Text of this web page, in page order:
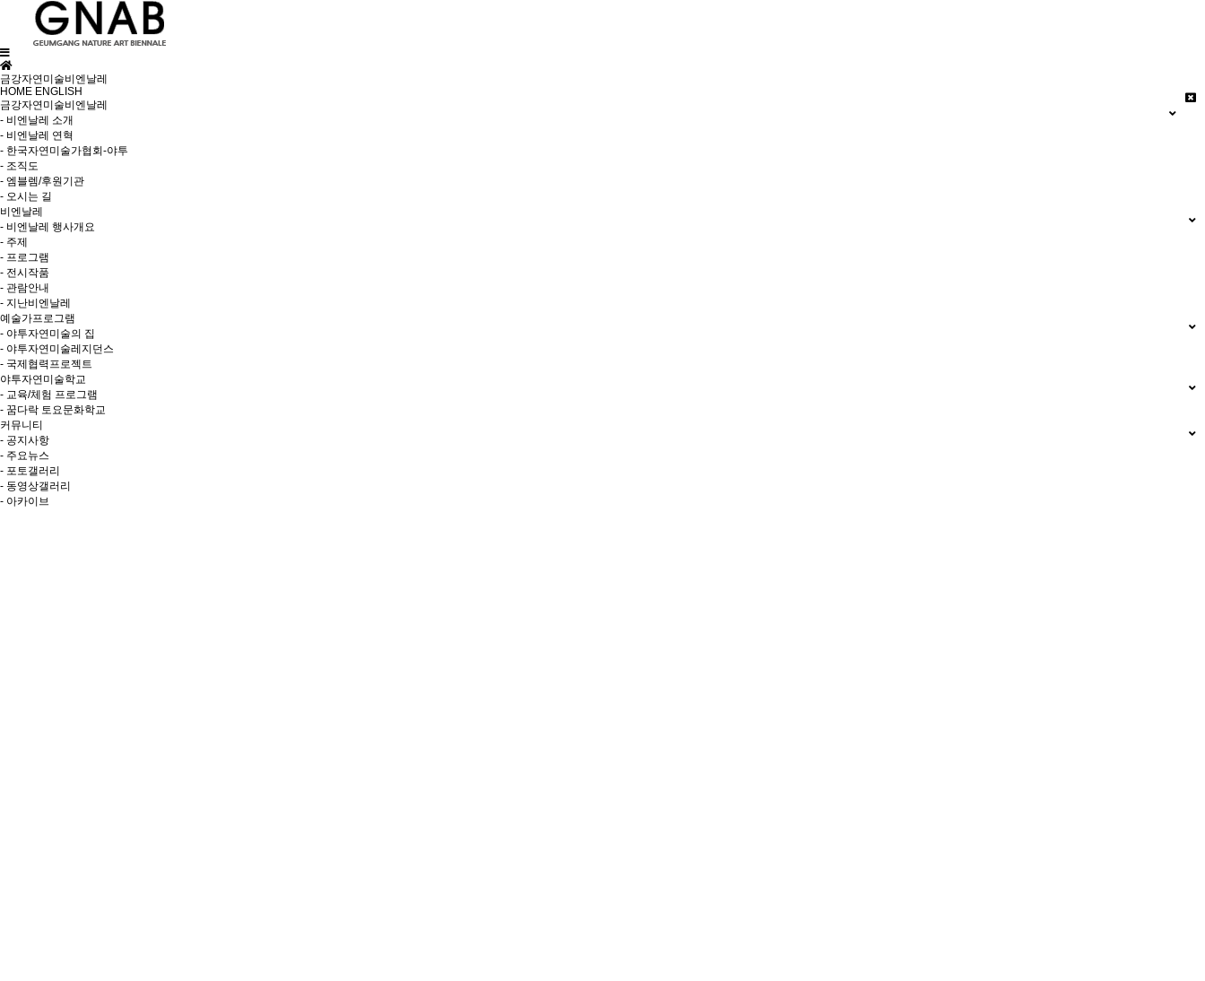
금강자연미술비엔날레
HOME ENGLISH
금강자연미술비엔날레
- 비엔날레 소개
- 비엔날레 연혁
- 한국자연미술가협회-야투
- 조직도
- 엠블렘/후원기관
- 오시는 길
비엔날레
- 비엔날레 행사개요
- 주제
- 프로그램
- 전시작품
- 관람안내
- 지난비엔날레
예술가프로그램
- 야투자연미술의 집
- 야투자연미술레지던스
- 국제협력프로젝트
야투자연미술학교
- 교육/체험 프로그램
- 꿈다락 토요문화학교
커뮤니티
- 공지사항
- 주요뉴스
- 포토갤러리
- 동영상갤러리
- 아카이브